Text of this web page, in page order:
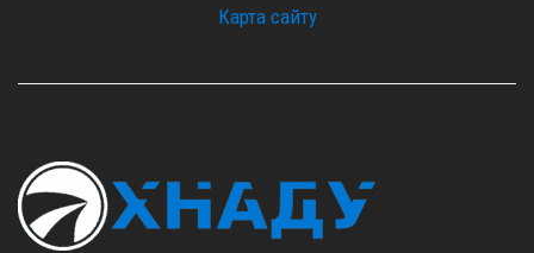
Карта сайту